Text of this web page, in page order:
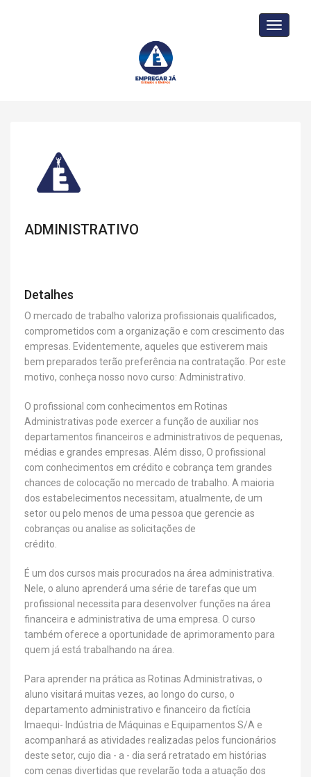
Toggle
ADMINISTRATIVO
Detalhes
O mercado de trabalho valoriza profissionais qualificados,
comprometidos com a organização e com crescimento das
empresas. Evidentemente, aqueles que estiverem mais
bem preparados terão preferência na contratação. Por este
motivo, conheça nosso novo curso: Administrativo.
O profissional com conhecimentos em Rotinas
Administrativas pode exercer a função de auxiliar nos
departamentos financeiros e administrativos de pequenas,
médias e grandes empresas. Além disso, O profissional
com conhecimentos em crédito e cobrança tem grandes
chances de colocação no mercado de trabalho. A maioria
dos estabelecimentos necessitam, atualmente, de um
setor ou pelo menos de uma pessoa que gerencie as
cobranças ou analise as solicitações de
É um dos cursos mais procurados na área administrativa.
Nele, o aluno aprenderá uma série de tarefas que um
profissional necessita para desenvolver funções na área
financeira e administrativa de uma empresa. O curso
também oferece a oportunidade de aprimoramento para
quem já está trabalhando na área.
Para aprender na prática as Rotinas Administrativas, o
aluno visitará muitas vezes, ao longo do curso, o
departamento administrativo e financeiro da fictícia
Imaequi- Indústria de Máquinas e Equipamentos S/A e
acompanhará as atividades realizadas pelos funcionários
deste setor, cujo dia - a - dia será retratado em histórias
com cenas divertidas que revelarão toda a atuação dos